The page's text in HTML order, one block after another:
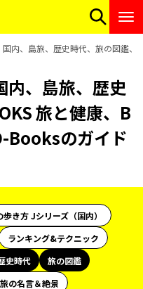
内、島旅、歴史時代、旅の図鑑、
、島旅、歴史
旅と健康、B
Booksのガイド
歩き方 Jシリーズ（国内）
ランキング&テクニック
史時代
旅の図鑑
の名言＆絶景